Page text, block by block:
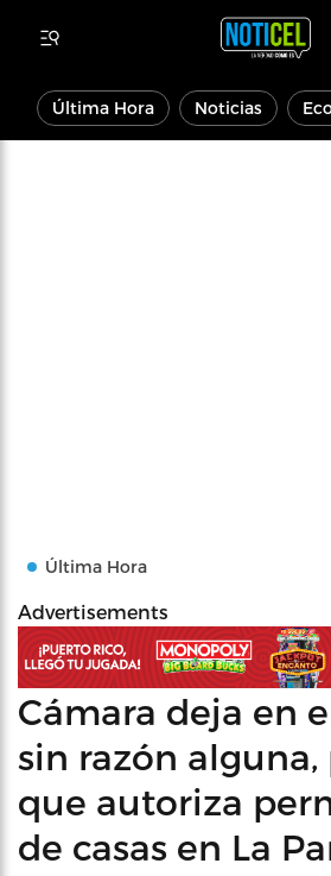
Última Hora Noticias
Última Hora
Advertisements
Cámara deja en
sin razón alguna,
que autoriza
de casas en La